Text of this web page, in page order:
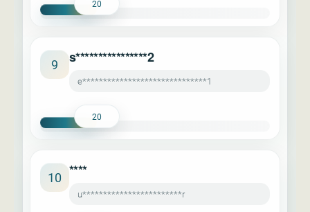
20
9 s****************2
e******************************1
20
10 ****
u************************r